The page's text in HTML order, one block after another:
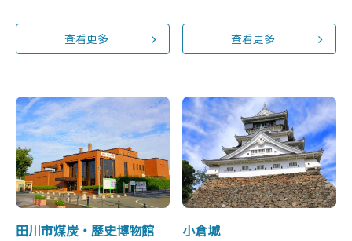
查看更多 查看更多
田川市煤炭・歷史博物館 小倉城